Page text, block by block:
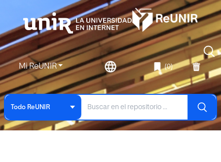
Mi ReUNIR (0)
Todo ReUNIR